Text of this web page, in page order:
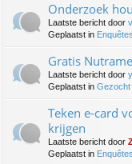
Onderzoek
Laatste bericht door
Geplaatst in
Gratis
Laatste bericht door
Geplaatst in Gezocht
Teken e-card
krijgen
Laatste bericht door
Geplaatst in